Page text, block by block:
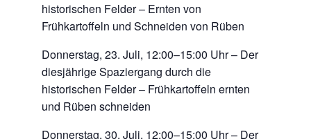
historischen Felder – Ernten von
Frühkartoffeln und Schneiden von Rüben
Donnerstag, 23. Juli, 12:00–15:00 Uhr – Der
diesjährige Spaziergang durch die
historischen Felder – Frühkartoffeln ernten
und Rüben schneiden
Donnerstag, 30. Juli, 12:00–15:00 Uhr – Der